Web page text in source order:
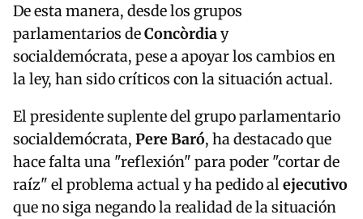
De esta manera, desde los grupos
parlamentarios deConcòrdiay
socialdemócrata, pese a apoyar los cambios en
la ley, han sido críticos con la situación actual.
El presidente suplente del grupo parlamentario
socialdemócrata, Pere Baró, ha destacado que
hace falta una "reflexión" para poder "cortar de
raíz" el problema actual y ha pedido alejecutivo
que no siga negando la realidad de la situación